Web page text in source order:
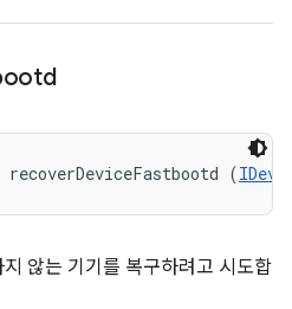
(
않는 기기를 복구하려고 시도합